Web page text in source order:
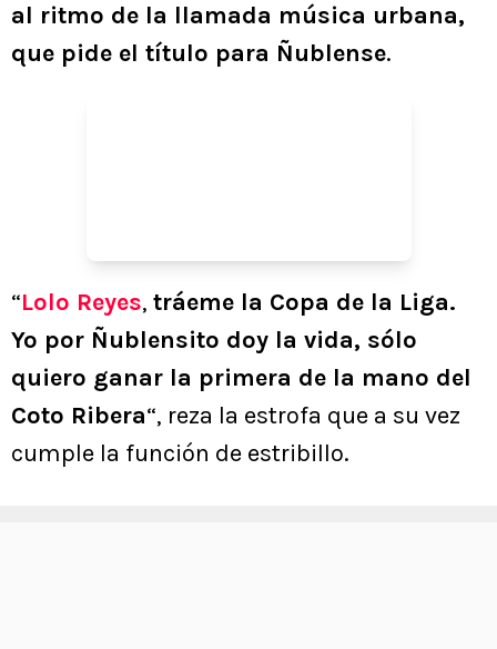
al ritmo de la llamada música urbana,
que pide el título para Ñublense.
“Lolo Reyes, tráeme la Copa de la Liga.
Yo por Ñublensito doy la vida, sólo
quiero ganar la primera de la mano del
Coto Ribera“, reza la estrofa que a su vez
cumple la función de estribillo.